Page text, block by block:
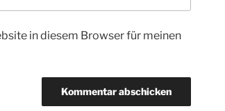
in diesem Browser für meinen